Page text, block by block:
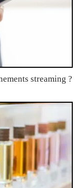
streaming ?